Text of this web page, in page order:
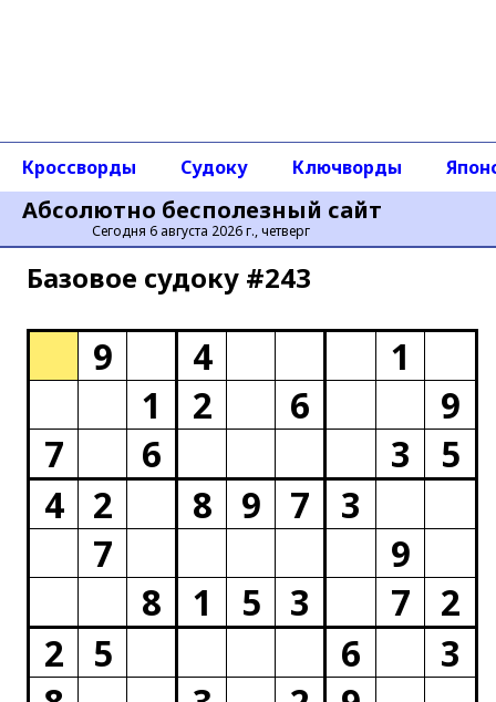
Абсолютно бесполезный сайт
Сегодня 6 августа 2026 г., четверг
Кроссворды Судоку Ключворды
Базовое cудоку #243
9 4
1
1
2 6
9
7
6 3
5
4
2 8 9 7
3
7
9
8
1 5 3 7
2
2
5 6
3